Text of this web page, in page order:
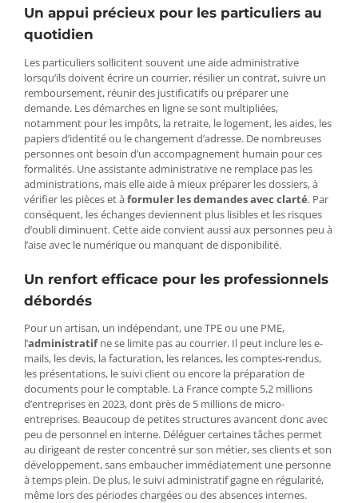
Un appui précieux pour les particuliers au
quotidien
Les particuliers sollicitent souvent une aide administrative
lorsqu’ils doivent écrire un courrier, résilier un contrat, suivre un
remboursement, réunir des justificatifs ou préparer une
demande. Les démarches en ligne se sont multipliées,
notamment pour les impôts, la retraite, le logement, les aides, les
papiers d’identité ou le changement d’adresse. De nombreuses
personnes ont besoin d’un accompagnement humain pour ces
formalités. Une assistante administrative ne remplace pas les
administrations, mais elle aide à mieux préparer les dossiers, à
vérifier les pièces et àformuler les demandes avec clarté. Par
conséquent, les échanges deviennent plus lisibles et les risques
d’oubli diminuent. Cette aide convient aussi aux personnes peu à
l’aise avec le numérique ou manquant de disponibilité.
Un renfort efficace pour les professionnels
débordés
Pour un artisan, un indépendant, une TPE ou une PME,
l’administratifne se limite pas au courrier. Il peut inclure les e-
mails, les devis, la facturation, les relances, les comptes-rendus,
les présentations, le suivi client ou encore la préparation de
documents pour le comptable. La France compte 5,2 millions
d’entreprises en 2023, dont près de 5 millions de micro-
entreprises. Beaucoup de petites structures avancent donc avec
peu de personnel en interne. Déléguer certaines tâches permet
au dirigeant de rester concentré sur son métier, ses clients et son
développement, sans embaucher immédiatement une personne
à temps plein. De plus, le suivi administratif gagne en régularité,
même lors des périodes chargées ou des absences internes.